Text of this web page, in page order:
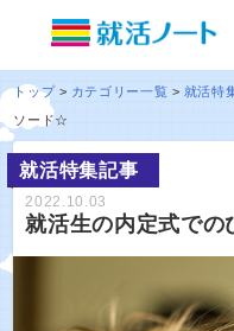
トップ カテゴリー一覧 就活特
ソード☆
就活特集記事
2022.10.03
就活生の内定式で